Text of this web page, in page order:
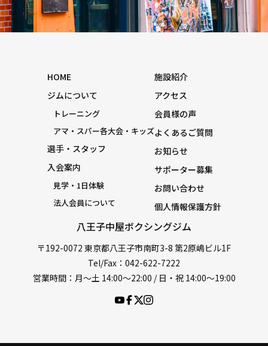
八王子中屋ボクシングジム
〒192-0072 東京都八王子市南町3-8 第2原嶋ビル1F
Tel/Fax：042-622-7222
営業時間：月〜土 14:00〜22:00 / 日・祝 14:00〜19:00
HOME
ジムについて
トレーニング
アマ・スパー各大会・キッズ
選手・スタッフ
入会案内
見学・1日体験
法人会員について
施設紹介
アクセス
会員様の声
よくあるご質問
お知らせ
サポーター募集
お問い合わせ
個人情報保護方針